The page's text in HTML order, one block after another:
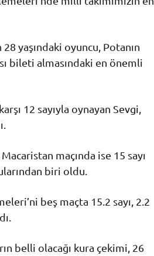
yaşındaki oyuncu, Potanın
bileti almasındaki en önemli
12 sayıyla oynayan Sevgi,
maçında ise 15 sayı
biri oldu.
beş maçta 15.2 sayı, 2.2
belli olacağı kura çekimi, 26